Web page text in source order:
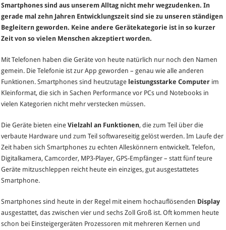
Smartphones sind aus unserem Alltag nicht mehr wegzudenken. In
gerade mal zehn Jahren Entwicklungszeit sind sie zu unseren ständigen
Begleitern geworden. Keine andere Gerätekategorie ist in so kurzer
Zeit von so vielen Menschen akzeptiert worden.
Mit Telefonen haben die Geräte von heute natürlich nur noch den Namen
gemein. Die Telefonie ist zur App geworden – genau wie alle anderen
Funktionen. Smartphones sind heutzutage leistungsstarke Computer im
Kleinformat, die sich in Sachen Performance vor PCs und Notebooks in
vielen Kategorien nicht mehr verstecken müssen.
Die Geräte bieten eineVielzahl an Funktionen, die zum Teil über die
verbaute Hardware und zum Teil softwareseitig gelöst werden. Im Laufe der
Zeit haben sich Smartphones zu echten Alleskönnern entwickelt. Telefon,
Digitalkamera, Camcorder, MP3-Player, GPS-Empfänger – statt fünf teure
Geräte mitzuschleppen reicht heute ein einziges, gut ausgestattetes
Smartphone.
Smartphones sind heute in der Regel mit einem hochauflösenden Display
ausgestattet, das zwischen vier und sechs Zoll Groß ist. Oft kommen heute
schon bei Einsteigergeräten Prozessoren mit mehreren Kernen und